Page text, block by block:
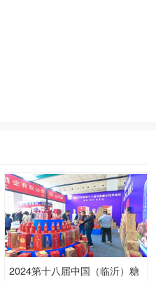
2024第十八届中国（临沂）糖